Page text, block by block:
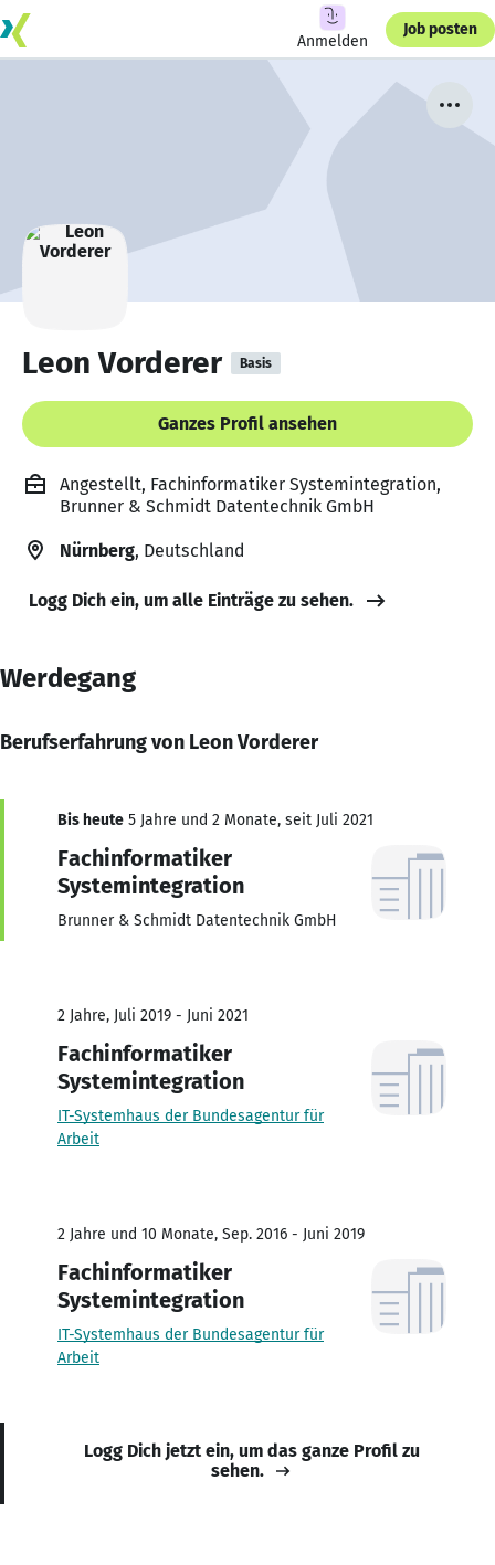
Anmelden
Job posten
Leon Vorderer Basis
Ganzes Profil ansehen
Angestellt, Fachinformatiker Systemintegration,
Brunner & Schmidt Datentechnik GmbH
Nürnberg, Deutschland
Logg Dich ein, um alle Einträge zu sehen.
Werdegang
Berufserfahrung von Leon Vorderer
Bis heute 5 Jahre und 2 Monate, seit Juli 2021
Fachinformatiker
Systemintegration
Brunner & Schmidt Datentechnik GmbH
2 Jahre, Juli 2019 - Juni 2021
Fachinformatiker
Systemintegration
IT-Systemhaus der Bundesagentur für
Arbeit
2 Jahre und 10 Monate, Sep. 2016 - Juni 2019
Fachinformatiker
Systemintegration
IT-Systemhaus der Bundesagentur für
Arbeit
Logg Dich jetzt ein, um das ganze Profil zu
sehen.